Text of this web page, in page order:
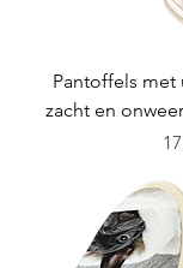
Pantoffels met
zacht en